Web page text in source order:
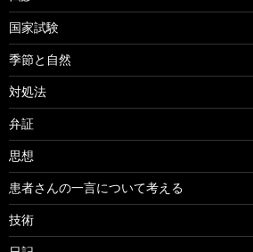
国家試験
季節と自然
対処法
弁証
思想
患者さんの一言について考える
技術